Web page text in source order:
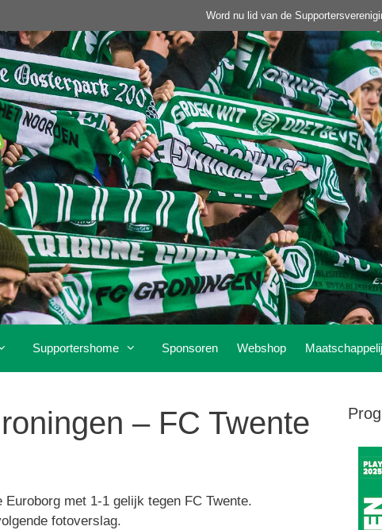
Word nu lid van de
Supportershome Sponsoren Webshop
– FC Twente
met 1-1 gelijk tegen FC Twente.
fotoverslag.